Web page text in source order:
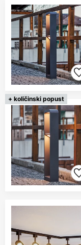
+ količinski popust